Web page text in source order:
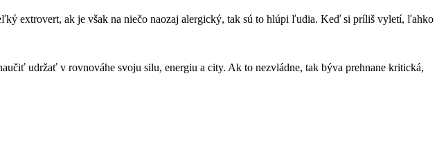
extrovert, ak je však na niečo naozaj alergický, tak sú to hlúpi ľudia. Keď si príliš vyletí, ľahko
udržať v rovnováhe svoju silu, energiu a city. Ak to nezvládne, tak býva prehnane kritická,